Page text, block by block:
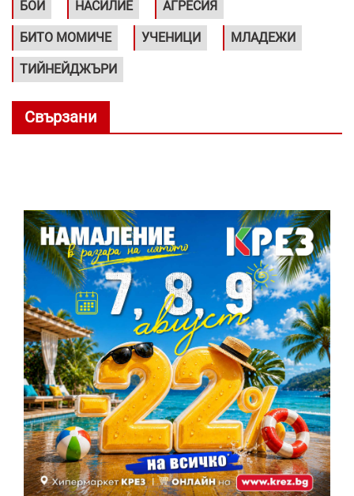
БОЙ НАСИЛИЕ АГРЕСИЯ
БИТО МОМИЧЕ УЧЕНИЦИ МЛАДЕЖИ
ТИЙНЕЙДЖЪРИ
Свързани